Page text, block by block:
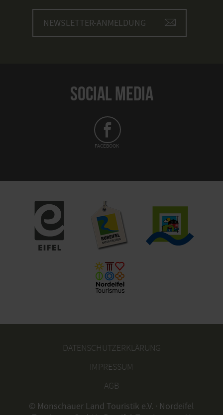
NEWSLETTER-ANMELDUNG
SOCIAL MEDIA
FACEBOOK
DATENSCHUTZERKLÄRUNG
IMPRESSUM
AGB
© Monschauer Land Touristik e.V. · Nordeifel